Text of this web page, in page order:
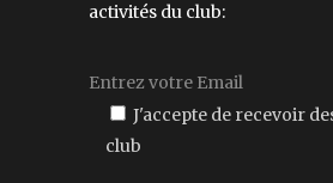
activités du club:
J'accepte de recevoir
club